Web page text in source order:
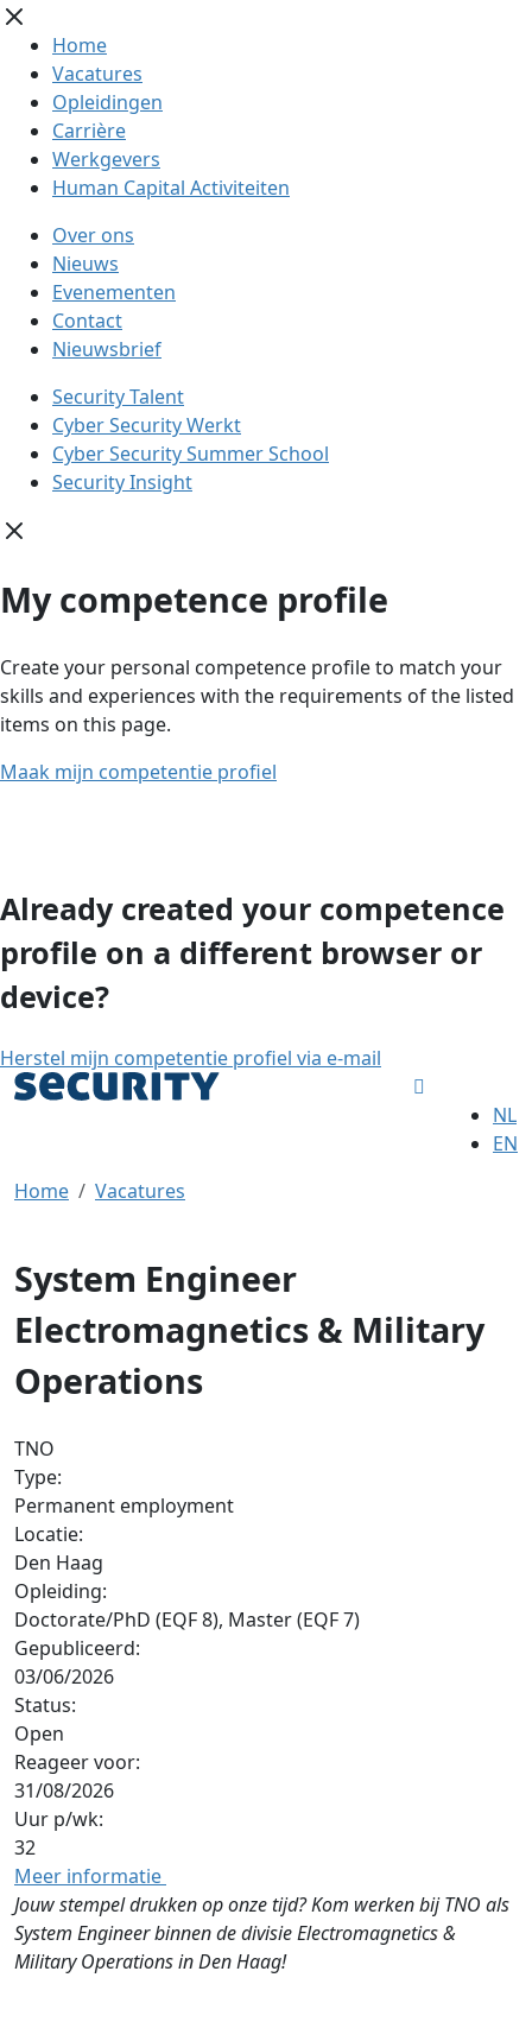
Home
Vacatures
Opleidingen
Carrière
Werkgevers
Human Capital Activiteiten
Over ons
Nieuws
Evenementen
Contact
Nieuwsbrief
Security Talent
Cyber Security Werkt
Cyber Security Summer School
Security Insight
My competence profile
Create your personal competence profile to match your
skills and experiences with the requirements of the listed
items on this page.
Maak mijn competentie profiel
Already created your competence
profile on a different browser or
device?
Herstel mijn competentie profiel via e-mail
NL
EN
Home
Vacatures
System Engineer
Electromagnetics & Military
Operations
TNO
Type:
Permanent employment
Locatie:
Den Haag
Opleiding:
Doctorate/PhD (EQF 8), Master (EQF 7)
Gepubliceerd:
03/06/2026
Status:
Open
Reageer voor:
31/08/2026
Uur p/wk:
32
Meer informatie
Jouw stempel drukken op onze tijd? Kom werken bij TNO als
System Engineer binnen de divisie Electromagnetics &
Military Operations in Den Haag!